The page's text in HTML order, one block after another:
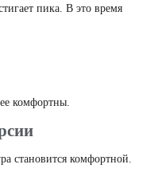
пика. В это время
комфортны.
становится комфортной.